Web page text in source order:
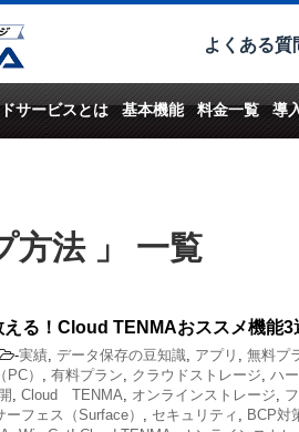
よくある質
サービスとは 基本機能 料金一覧 導
方法 」 一覧
える！Cloud TENMAおススメ機能3
-実績, データ保存の豆知識, アプリ , 無料プ
） , 有料プラン, クラウドストレージ, ハ
, Cloud TENMA, オンラインストレージ,
ーフェス（Surface） , セキュリティ , BCP対